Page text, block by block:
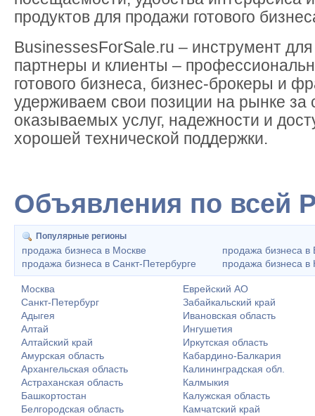
продуктов для продажи готового
BusinessesForSale.ru – инструмент
партнеры и клиенты –
готового бизнеса, бизнес-брокеры и
удерживаем свои позиции на рынке за
оказываемых услуг, надежности и
хорошей технической поддержки.
Объявления по всей
Популярные регионы
продажа бизнеса в Москве
продажа бизнеса в Санкт-Петербурге
продажа бизнеса в
продажа бизнеса в
Москва
Санкт-Петербург
Адыгея
Алтай
Алтайский край
Амурская область
Архангельская область
Астраханская область
Башкортостан
Белгородская область
Еврейский АО
Забайкальский край
Ивановская область
Ингушетия
Иркутская область
Кабардино-Балкария
Калининградская обл.
Калмыкия
Калужская область
Камчатский край